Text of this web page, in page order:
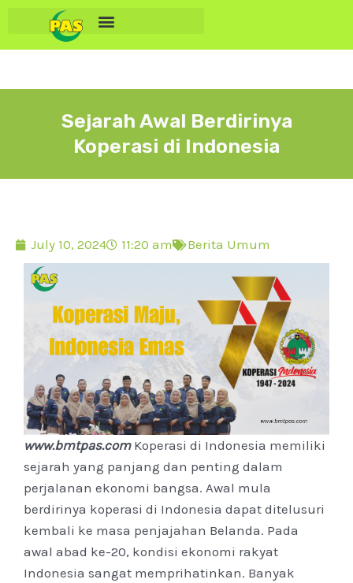
Sejarah Awal Berdirinya
Koperasi di Indonesia
July 10, 2024 11:20 am Berita Umum
www.bmtpas.comKoperasi di Indonesia memiliki
sejarah yang panjang dan penting dalam
perjalanan ekonomi bangsa. Awal mula
berdirinya koperasi di Indonesia dapat ditelusuri
kembali ke masa penjajahan Belanda. Pada
awal abad ke-20, kondisi ekonomi rakyat
Indonesia sangat memprihatinkan. Banyak